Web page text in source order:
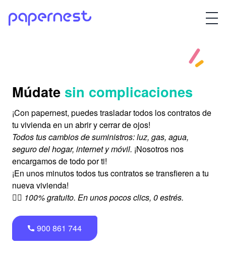
Múdate sin complicaciones
¡Con papernest, puedes trasladar todos los contratos de
tu vivienda en un abrir y cerrar de ojos!
Todos tus cambios de suministros: luz, gas, agua,
seguro del hogar, internet y móvil. ¡Nosotros nos
encargamos de todo por ti!
¡En unos minutos todos tus contratos se transfieren a tu
nueva vivienda!
👉🏻 100% gratuito. En unos pocos clics, 0 estrés.
900 861 744